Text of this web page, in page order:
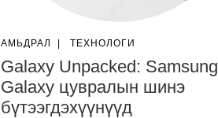
АМЬДРАЛ ТЕХНОЛОГИ
Galaxy Unpacked: Samsung
Galaxy цувралын шинэ
бүтээгдэхүүнүүд